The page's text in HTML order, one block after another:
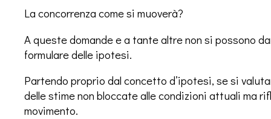
La concorrenza come si muoverà?
A queste domande e a tante altre non si possono
formulare delle ipotesi.
Partendo proprio dal concetto d’ipotesi, se si
delle stime non bloccate alle condizioni attuali ma
movimento.